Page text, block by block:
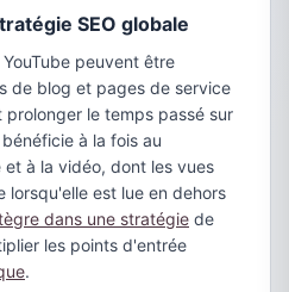
SEO globale
peuvent être
de blog et pages de service
le temps passé sur
à la fois au
à la vidéo, dont les vues
lorsqu'elle est lue en dehors
dans une stratégie de
les points d'entrée
.